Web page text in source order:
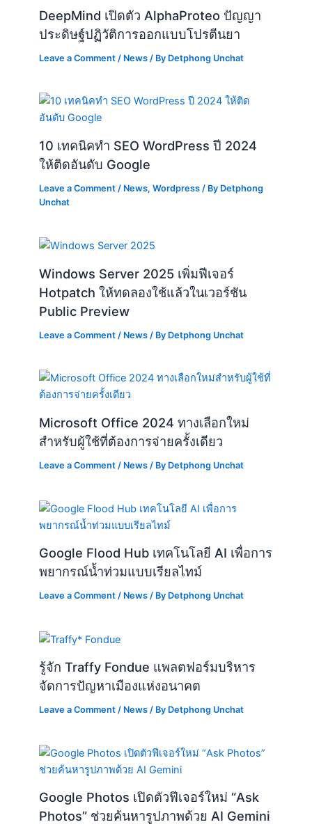
DeepMind เปิดตัว AlphaProteo ปัญญา
ประดิษฐ์ปฏิวัติการออกแบบโปรตีนยา
Leave a Comment / News / By Detphong Unchat
10 เทคนิคทำ SEO WordPress ปี 2024
ให้ติดอันดับ Google
Leave a Comment / News,Wordpress / By Detphong
Unchat
Windows Server 2025 เพิ่มฟีเจอร์
Hotpatch ให้ทดลองใช้แล้วในเวอร์ชัน
Public Preview
Leave a Comment / News / By Detphong Unchat
Microsoft Office 2024 ทางเลือกใหม่
สำหรับผู้ใช้ที่ต้องการจ่ายครั้งเดียว
Leave a Comment / News / By Detphong Unchat
Google Flood Hub เทคโนโลยี AI เพื่อการ
พยากรณ์น้ำท่วมแบบเรียลไทม์
Leave a Comment / News / By Detphong Unchat
รู้จัก Traffy Fondue แพลตฟอร์มบริหาร
จัดการปัญหาเมืองแห่งอนาคต
Leave a Comment / News / By Detphong Unchat
Google Photos เปิดตัวฟีเจอร์ใหม่ “Ask
Photos” ช่วยค้นหารูปภาพด้วย AI Gemini